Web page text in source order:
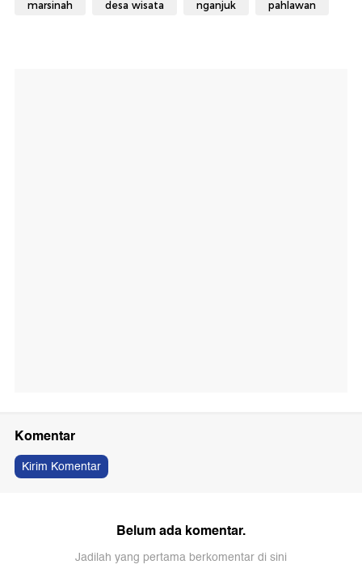
marsinah desa wisata nganjuk pahlawan
Komentar
Kirim Komentar
Belum ada komentar.
Jadilah yang pertama berkomentar di sini